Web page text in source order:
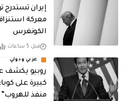
إيران تستدرج
معركة
الكونغرس
قبل 5 ساعات
عربي ودولي
روبيو
كبيرة على
منفذ للهروب”